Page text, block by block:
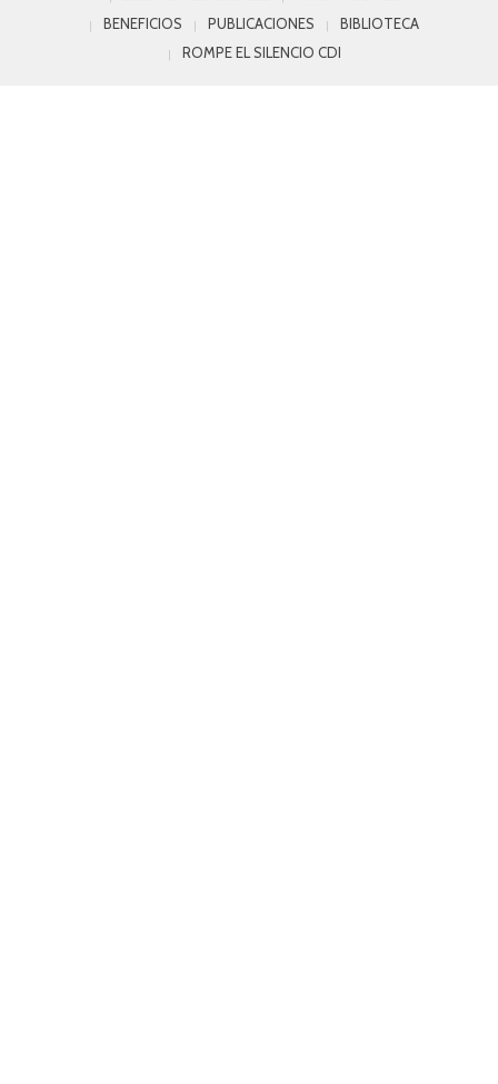
BENEFICIOS
PUBLICACIONES
BIBLIOTECA
ROMPE EL SILENCIO CDI